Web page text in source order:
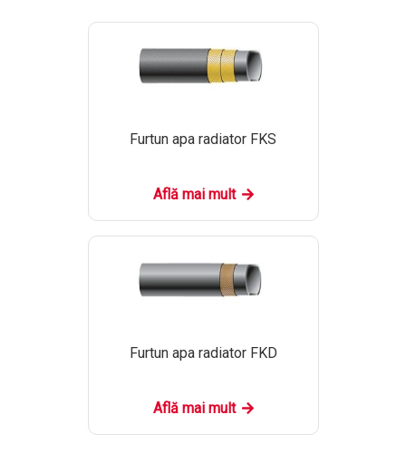
Furtun apa radiator FKS
Află mai mult
Furtun apa radiator FKD
Află mai mult